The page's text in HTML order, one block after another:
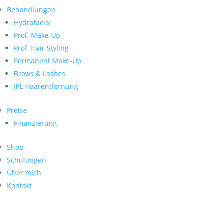
Behandlungen
Hydrafacial
Prof. Make-Up
Prof. Hair Styling
Permanent Make-Up
Brows & Lashes
IPL Haarentfernung
Preise
Finanzierung
Shop
Schulungen
Über mich
Kontakt
nach:
Neueste Kommentare
Archiv
Kategorien
Keine Kategorien
Meta
Anmelden
Feed der Einträge
WordPress.org
Search
nach:
Archive
Kontakt
Impressum
Datenschutz